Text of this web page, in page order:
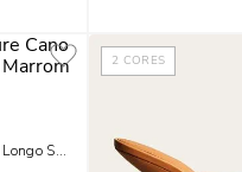
Salto Bloco Marrom Dark
2 CORES